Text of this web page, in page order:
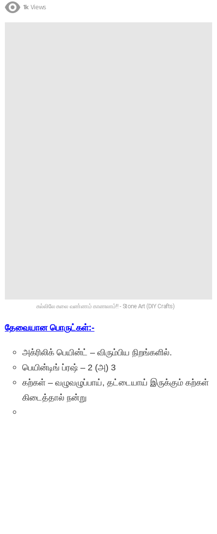
1k Views
கல்லிலே கலை வண்ணம் காணலாம்!! - Stone Art (DIY Crafts)
தேவையான பொருட்கள்:-
அக்ரிலிக் பெயின்ட் – விரும்பிய நிறங்களில்.
பெயின்டிங் ப்ரஷ் – 2 (அ) 3
கற்கள் – வழுவழுப்பாய், தட்டையாய் இருக்கும் கற்கள்
கிடைத்தால் நன்று